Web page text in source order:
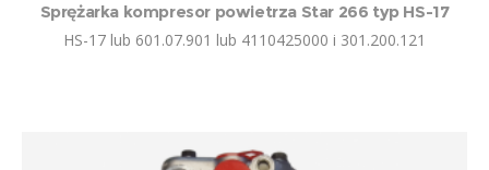
Sprężarka kompresor powietrza Star 266 typ HS-17
HS-17 lub 601.07.901 lub 4110425000 i 301.200.121